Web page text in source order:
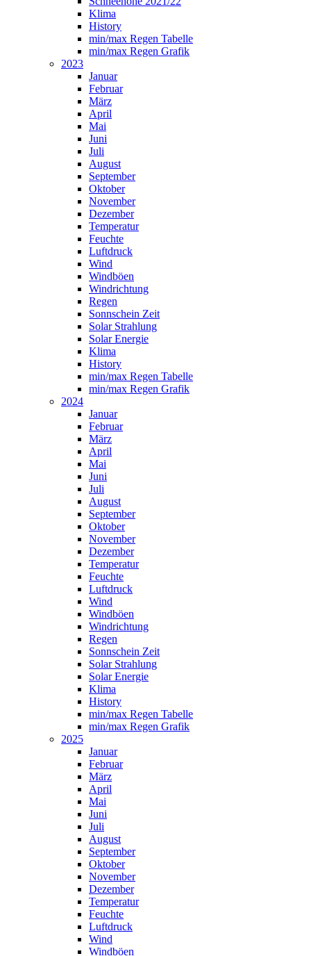
Klima
History
min/max Regen Tabelle
min/max Regen Grafik
2023
Januar
Februar
März
April
Mai
Juni
Juli
August
September
Oktober
November
Dezember
Temperatur
Feuchte
Luftdruck
Wind
Windböen
Windrichtung
Regen
Sonnschein Zeit
Solar Strahlung
Solar Energie
Klima
History
min/max Regen Tabelle
min/max Regen Grafik
2024
Januar
Februar
März
April
Mai
Juni
Juli
August
September
Oktober
November
Dezember
Temperatur
Feuchte
Luftdruck
Wind
Windböen
Windrichtung
Regen
Sonnschein Zeit
Solar Strahlung
Solar Energie
Klima
History
min/max Regen Tabelle
min/max Regen Grafik
2025
Januar
Februar
März
April
Mai
Juni
Juli
August
September
Oktober
November
Dezember
Temperatur
Feuchte
Luftdruck
Wind
Windböen